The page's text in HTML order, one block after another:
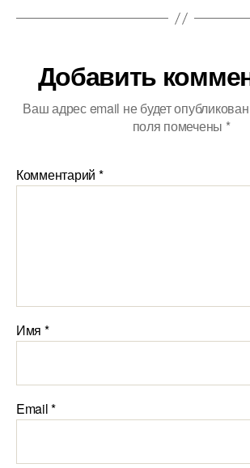
Добавить
Ваш адрес email не будет
поля помечены *
Комментарий *
Имя *
Email*